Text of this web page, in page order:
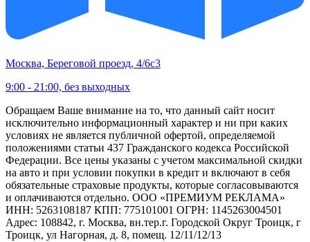
Москва, Береговой проезд, 4/6с3
9:00 - 21:00, без выходных
Обращаем Ваше внимание на то, что данный сайт носит
исключительно информационный характер и ни при каких
условиях не является публичной офертой, определяемой
положениями статьи 437 Гражданского кодекса Российской
Федерации. Все цены указаны с учетом максимальной скидки
на авто и при условии покупки в кредит и включают в себя
обязательные страховые продукты, которые согласовываются
и оплачиваются отдельно. ООО «ПРЕМИУМ РЕКЛАМА»
ИНН: 5263108187 КПП: 775101001 ОГРН: 1145263004501
Адрес: 108842, г. Москва, вн.тер.г. Городской Округ Троицк, г
Троицк, ул Нагорная, д. 8, помещ. 12/11/12/13